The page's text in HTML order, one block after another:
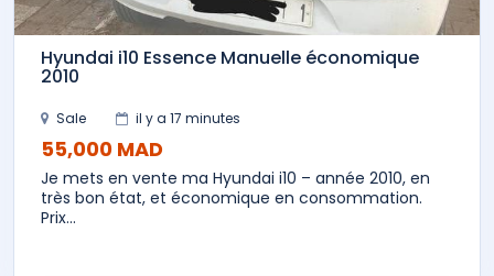
Hyundai i10 Essence Manuelle économique
2010
Sale il y a 17 minutes
55,000 MAD
Je mets en vente ma Hyundai i10 – année 2010, en
très bon état, et économique en consommation.
Prix...